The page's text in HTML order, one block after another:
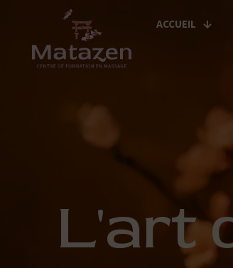
ACCUEIL
L'art